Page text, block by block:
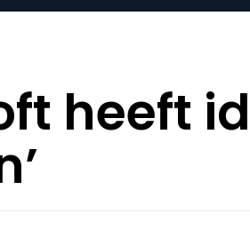
heeft